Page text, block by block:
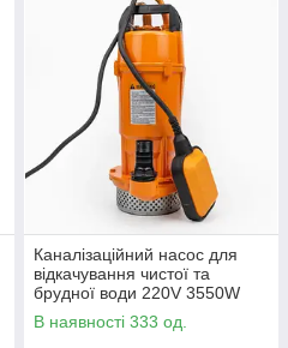
Каналізаційний насос для
відкачування чистої та
брудної води 220V 3550W
В наявності 333 од.